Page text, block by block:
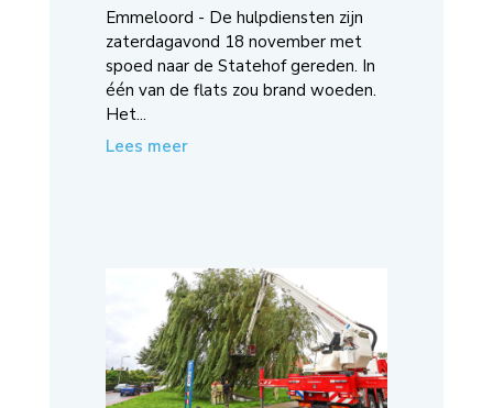
Emmeloord - De hulpdiensten zijn
zaterdagavond 18 november met
spoed naar de Statehof gereden. In
één van de flats zou brand woeden.
Het...
Lees meer